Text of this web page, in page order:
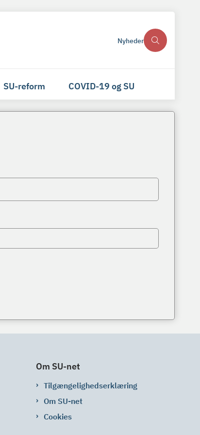
Nyheder
SU-reform COVID-19 og SU
Om SU-net
Tilgængelighedserklæring
Om SU-net
Cookies